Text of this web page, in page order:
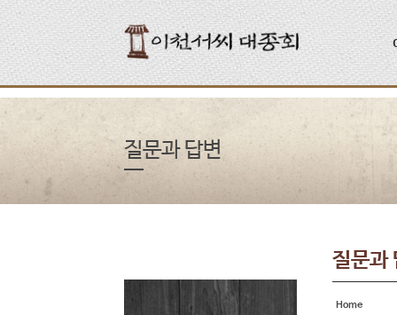
질문과 답변
질문과
Home